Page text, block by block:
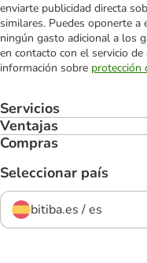
enviarte publicidad directa
similares. Puedes oponerte
ningún gasto adicional a los
en contacto con el servicio
información sobre protección
Servicios
Ventajas
Compras
Seleccionar país
bitiba.es / es